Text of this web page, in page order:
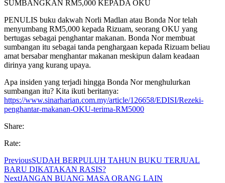
PENULIS buku dakwah Norli Madlan atau Bonda Nor telah
menyumbang RM5,000 kepada Rizuam, seorang OKU yang
bertugas sebagai penghantar makanan. Bonda Nor membuat
sumbangan itu sebagai tanda penghargaan kepada Rizuam beliau
amat bersabar menghantar makanan meskipun dalam keadaan
dirinya yang kurang upaya.
Apa insiden yang terjadi hingga Bonda Nor menghulurkan
sumbangan itu? Kita ikuti beritanya:
https://www.sinarharian.com.my/article/126658/EDISI/Rezeki-
penghantar-makanan-OKU-terima-RM5000
Share:
Rate:
PreviousSUDAH BERPULUH TAHUN BUKU TERJUAL
BARU DIKATAKAN RASIS?
NextJANGAN BUANG MASA ORANG LAIN